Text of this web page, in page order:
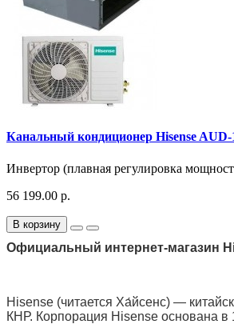
Канальный кондиционер Hisense
Инвертор (плавная регулировка
56 199.00 р.
В корзину
Официальный интернет-магазин
Hisense (читается Ха́йсенс) —
КНР. Корпорация Hisense основана в